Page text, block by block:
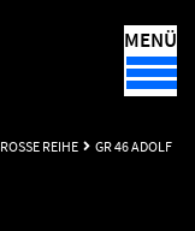
MENÜ
REIHE
GR 46 ADOLF